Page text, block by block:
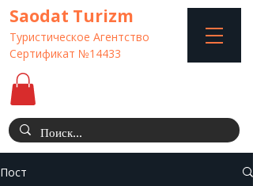
Saodat Turizm
Туристическое Агентство
Сертификат №14433
Пост